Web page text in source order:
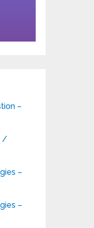
–
/
–
–